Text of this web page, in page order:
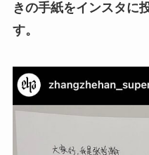
きの手紙をインスタに
す。